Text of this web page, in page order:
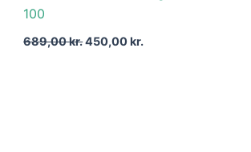
100
689,00kr.450,00kr.